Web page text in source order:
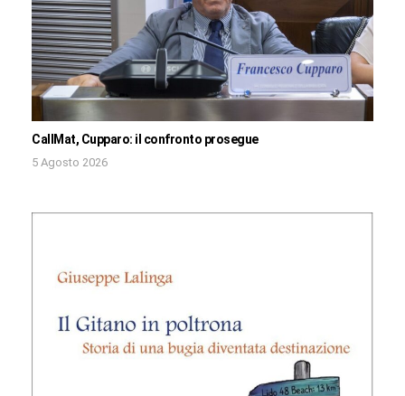
CallMat, Cupparo: il confronto prosegue
5 Agosto 2026